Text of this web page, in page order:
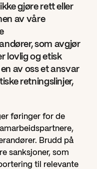
gjøre rett eller
av våre
som avgjør
lovlig og etisk
av oss et ansvar
retningslinjer,
føringer for de
Brudd på
sanksjoner, som
til relevante